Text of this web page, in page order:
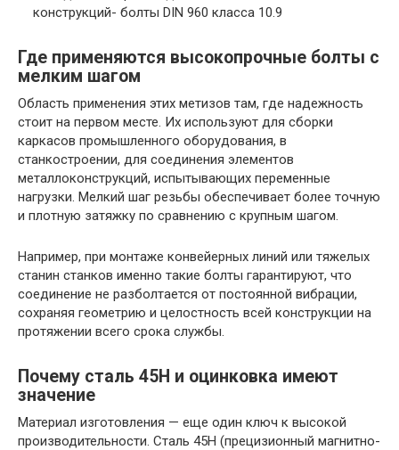
Где применяются высокопрочные болты с
мелким шагом
Область применения этих метизов там, где надежность
стоит на первом месте. Их используют для сборки
каркасов промышленного оборудования, в
станкостроении, для соединения элементов
металлоконструкций, испытывающих переменные
нагрузки. Мелкий шаг резьбы обеспечивает более точную
и плотную затяжку по сравнению с крупным шагом.
Например, при монтаже конвейерных линий или тяжелых
станин станков именно такие болты гарантируют, что
соединение не разболтается от постоянной вибрации,
сохраняя геометрию и целостность всей конструкции на
протяжении всего срока службы.
Почему сталь 45Н и оцинковка имеют
значение
Материал изготовления — еще один ключ к высокой
производительности. Сталь 45Н (прецизионный магнитно-